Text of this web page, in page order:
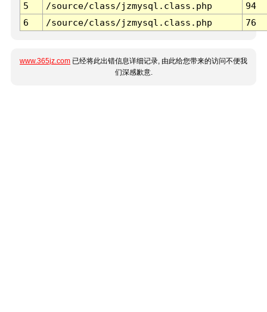
5
/source/class/jzmysql.class.php
94
6
/source/class/jzmysql.class.php 76
www.365jz.com 已经将此出错信息详细记录, 由此给您带来的访问不便我
们深感歉意.